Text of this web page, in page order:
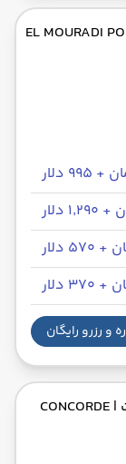
| EL MOURADI
و رزرو رایگان
| CONCORDE